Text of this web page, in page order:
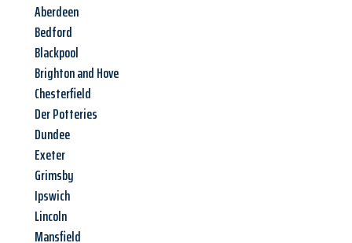
Aberdeen
Bedford
Blackpool
Brighton and Hove
Chesterfield
Der Potteries
Dundee
Exeter
Grimsby
Ipswich
Lincoln
Mansfield